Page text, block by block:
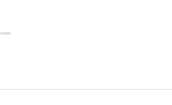
捷，其他平台的分期需要到当地